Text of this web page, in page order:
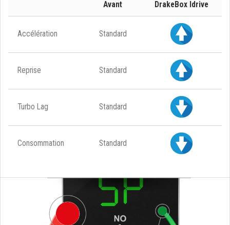
Avant DrakeBox Idrive
Accélération Standard
Reprise Standard
Turbo Lag Standard
Consommation Standard